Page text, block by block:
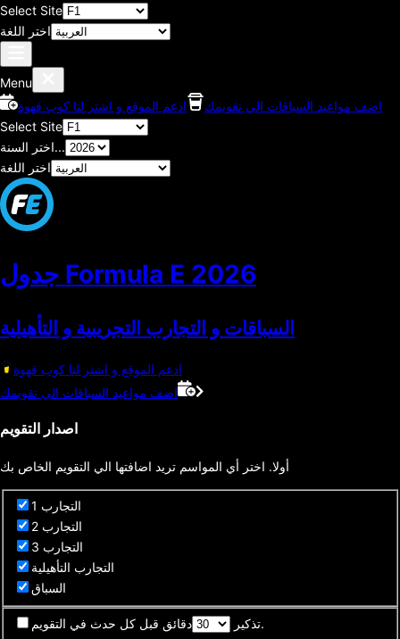
Select Site
اختر اللغة
Menu
اضف مواعيد السباقات الي تقويمك
ادعم الموقع و اشتر لنا كوب قهوة
Select Site
اختر السنة...
اختر اللغة
جدول Formula E 2026
السباقات و التجارب التجريبية و التأهيلية
ادعم الموقع و اشتر لنا كوب قهوة
اضف مواعيد السباقات الي تقويمك
اصدار التقويم
أولا. اختر أي المواسم تريد اضافتها الي التقويم الخاص بك
التجارب 1
التجارب 2
التجارب 3
التجارب التأهيلية
السباق
تذكيردقائق قبل كل حدث في التقويم.